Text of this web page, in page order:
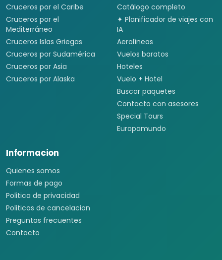
Cruceros por el Caribe
Cruceros por el
Mediterráneo
Cruceros Islas Griegas
Cruceros por Sudamérica
Cruceros por Asia
Cruceros por Alaska
Catálogo completo
✦ Planificador de viajes con
IA
Aerolíneas
Vuelos baratos
Hoteles
Vuelo + Hotel
Buscar paquetes
Contacto con asesores
Special Tours
Europamundo
Informacion
Quienes somos
Formas de pago
Politica de privacidad
Politicas de cancelacion
Preguntas frecuentes
Contacto